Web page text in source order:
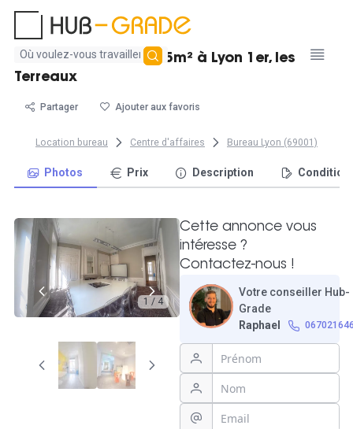
Aucun
résultat
Bureau individuel 11,5m² à Lyon 1er, les
Terreaux
Partager Ajouter aux favoris
Location bureau Centre d'affaires Bureau Lyon (69001)
Photos Prix Description
1 / 4
Cette annonce vous
intéresse ?
Contactez-nous !
Votre conseiller Hub-
Grade
Raphael